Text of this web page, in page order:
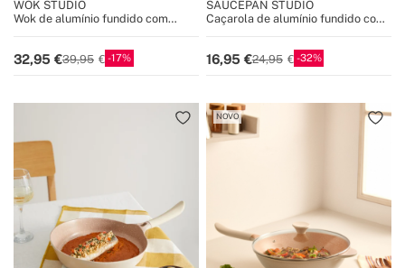
WOK STUDIO
Wok de alumínio fundido com
32,95 39,95 17
SAUCEPAN STUDIO
Caçarola de alumínio fundido com
16,95 24,95 32
NOVO